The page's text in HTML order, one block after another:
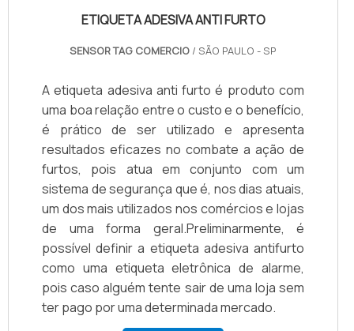
ETIQUETA ADESIVA ANTI FURTO
SENSOR TAG COMERCIO / SÃO PAULO - SP
A etiqueta adesiva anti furto é produto com
uma boa relação entre o custo e o benefício,
é prático de ser utilizado e apresenta
resultados eficazes no combate a ação de
furtos, pois atua em conjunto com um
sistema de segurança que é, nos dias atuais,
um dos mais utilizados nos comércios e lojas
de uma forma geral.Preliminarmente, é
possível definir a etiqueta adesiva antifurto
como uma etiqueta eletrônica de alarme,
pois caso alguém tente sair de uma loja sem
ter pago por uma determinada mercado.